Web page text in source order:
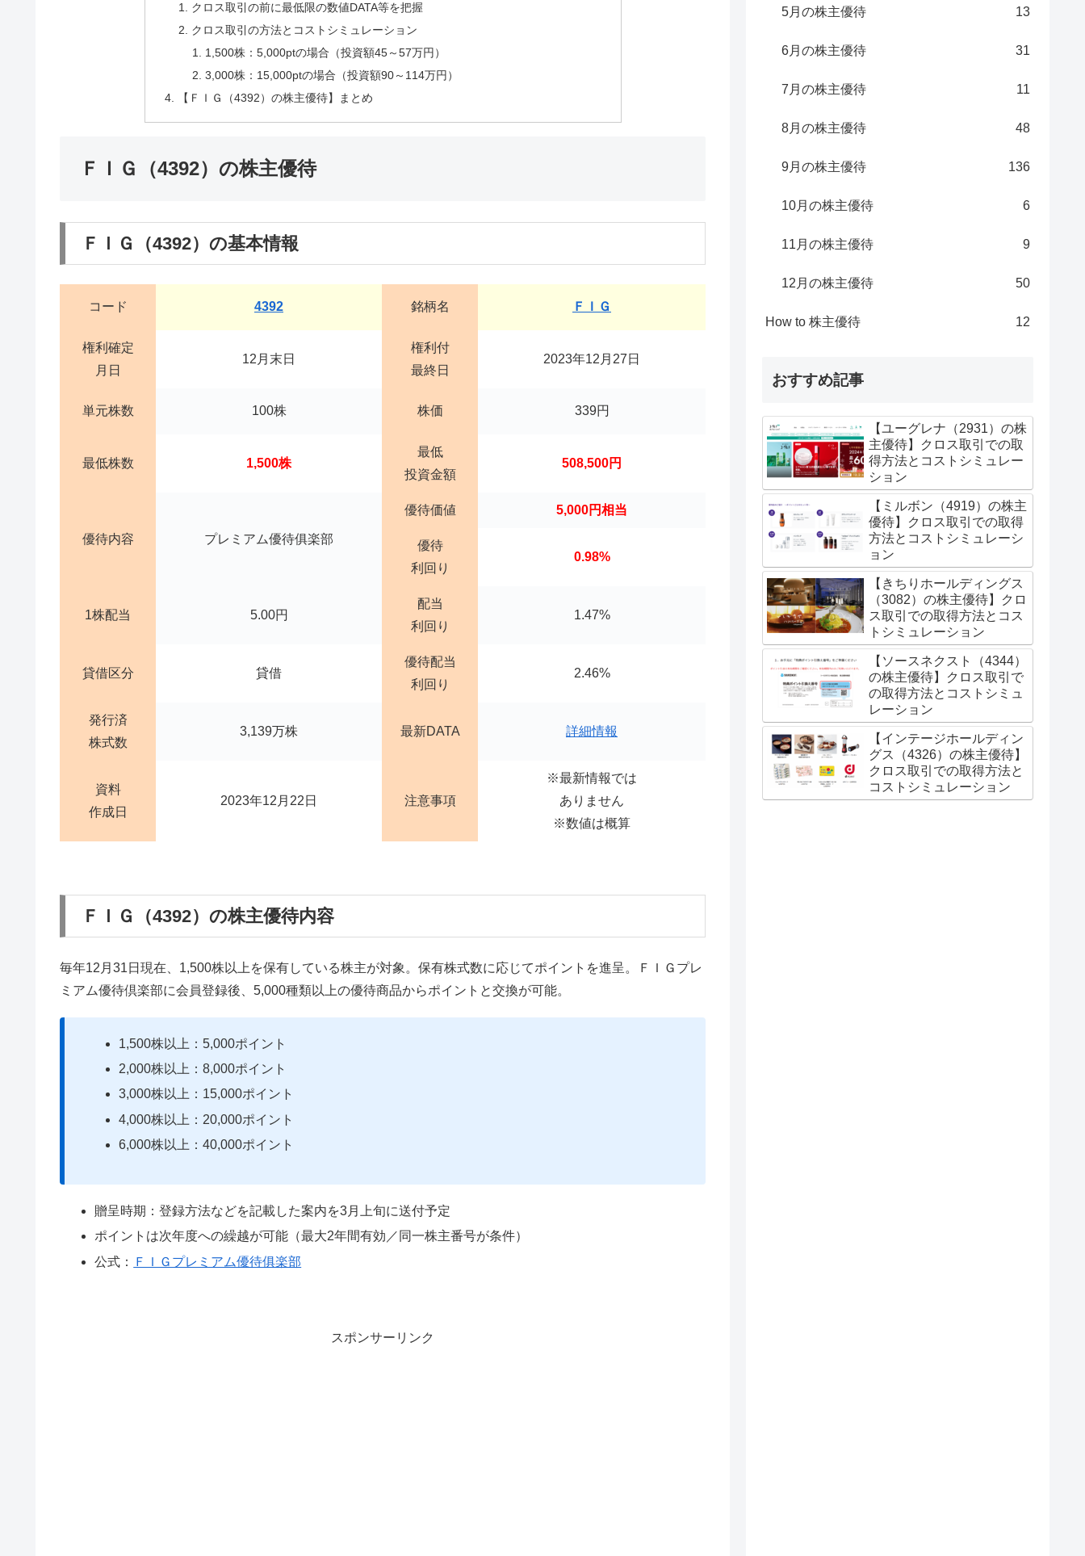
クロス取引の前に最低限の数値DATA等を把握
クロス取引の方法とコストシミュレーション
1,500株：5,000ptの場合（投資額45～57万円）
3,000株：15,000ptの場合（投資額90～114万円）
【ＦＩＧ（4392）の株主優待】まとめ
ＦＩＧ（4392）の株主優待
ＦＩＧ（4392）の基本情報
コード 4392 銘柄名 ＦＩＧ
権利確定
月日
12月末日
権利付
最終日
2023年12月27日
単元株数 100株 株価 339円
最低株数 1,500株
最低
投資金額
508,500円
優待内容 プレミアム優待俱楽部
優待価値 5,000円相当
優待
利回り
0.98%
1株配当 5.00円
配当
利回り
1.47%
貸借区分 貸借
優待配当
利回り
2.46%
発行済
株式数
3,139万株 最新DATA 詳細情報
資料
作成日
2023年12月22日 注意事項
※最新情報では
ありません
※数値は概算
ＦＩＧ（4392）の株主優待内容
毎年12月31日現在、1,500株以上を保有している株主が対象。保有株式数に応じてポイントを進呈。ＦＩＧプレ
ミアム優待倶楽部に会員登録後、5,000種類以上の優待商品からポイントと交換が可能。
1,500株以上：5,000ポイント
2,000株以上：8,000ポイント
3,000株以上：15,000ポイント
4,000株以上：20,000ポイント
6,000株以上：40,000ポイント
贈呈時期：登録方法などを記載した案内を3月上旬に送付予定
ポイントは次年度への繰越が可能（最大2年間有効／同一株主番号が条件）
公式：
ＦＩＧプレミアム優待俱楽部
スポンサーリンク
5月の株主優待 13
6月の株主優待 31
7月の株主優待 11
8月の株主優待 48
9月の株主優待 136
10月の株主優待 6
11月の株主優待 9
12月の株主優待 50
How to 株主優待 12
おすすめ記事
【ユーグレナ（2931）の株
主優待】クロス取引での取
得方法とコストシミュレー
ション
【ミルボン（4919）の株主
優待】クロス取引での取得
方法とコストシミュレーシ
ョン
【きちりホールディングス
（3082）の株主優待】クロ
ス取引での取得方法とコス
トシミュレーション
【ソースネクスト（4344）
の株主優待】クロス取引で
の取得方法とコストシミュ
レーション
【インテージホールディン
グス（4326）の株主優待】
クロス取引での取得方法と
コストシミュレーション